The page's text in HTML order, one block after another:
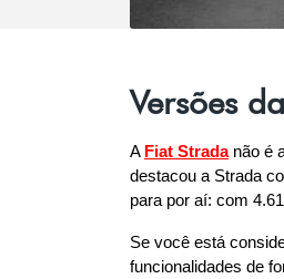
Versões
A Fiat Strada não é
destacou a Strada
para por aí: com
Se você está
funcionalidades de